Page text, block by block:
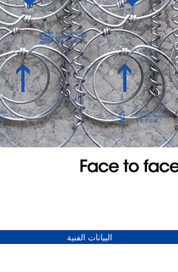
البيانات الفنية